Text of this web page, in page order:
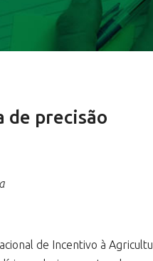
de precisão
de Incentivo à